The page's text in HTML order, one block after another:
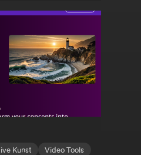
ist. Mit nur
Kunst Video Tools